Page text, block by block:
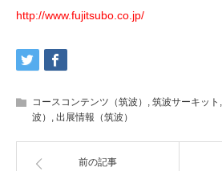
http://www.fujitsubo.co.jp/
コースコンテンツ（筑波） , 筑波サーキット ,
波） , 出展情報（筑波）
前の記事